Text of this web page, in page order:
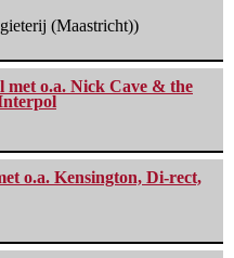
(Maastricht))
met o.a. Nick Cave & the
o.a. Kensington, Di-rect,